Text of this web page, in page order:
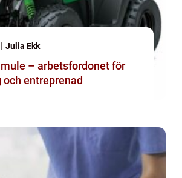
Julia Ekk
– arbetsfordonet för
och entreprenad